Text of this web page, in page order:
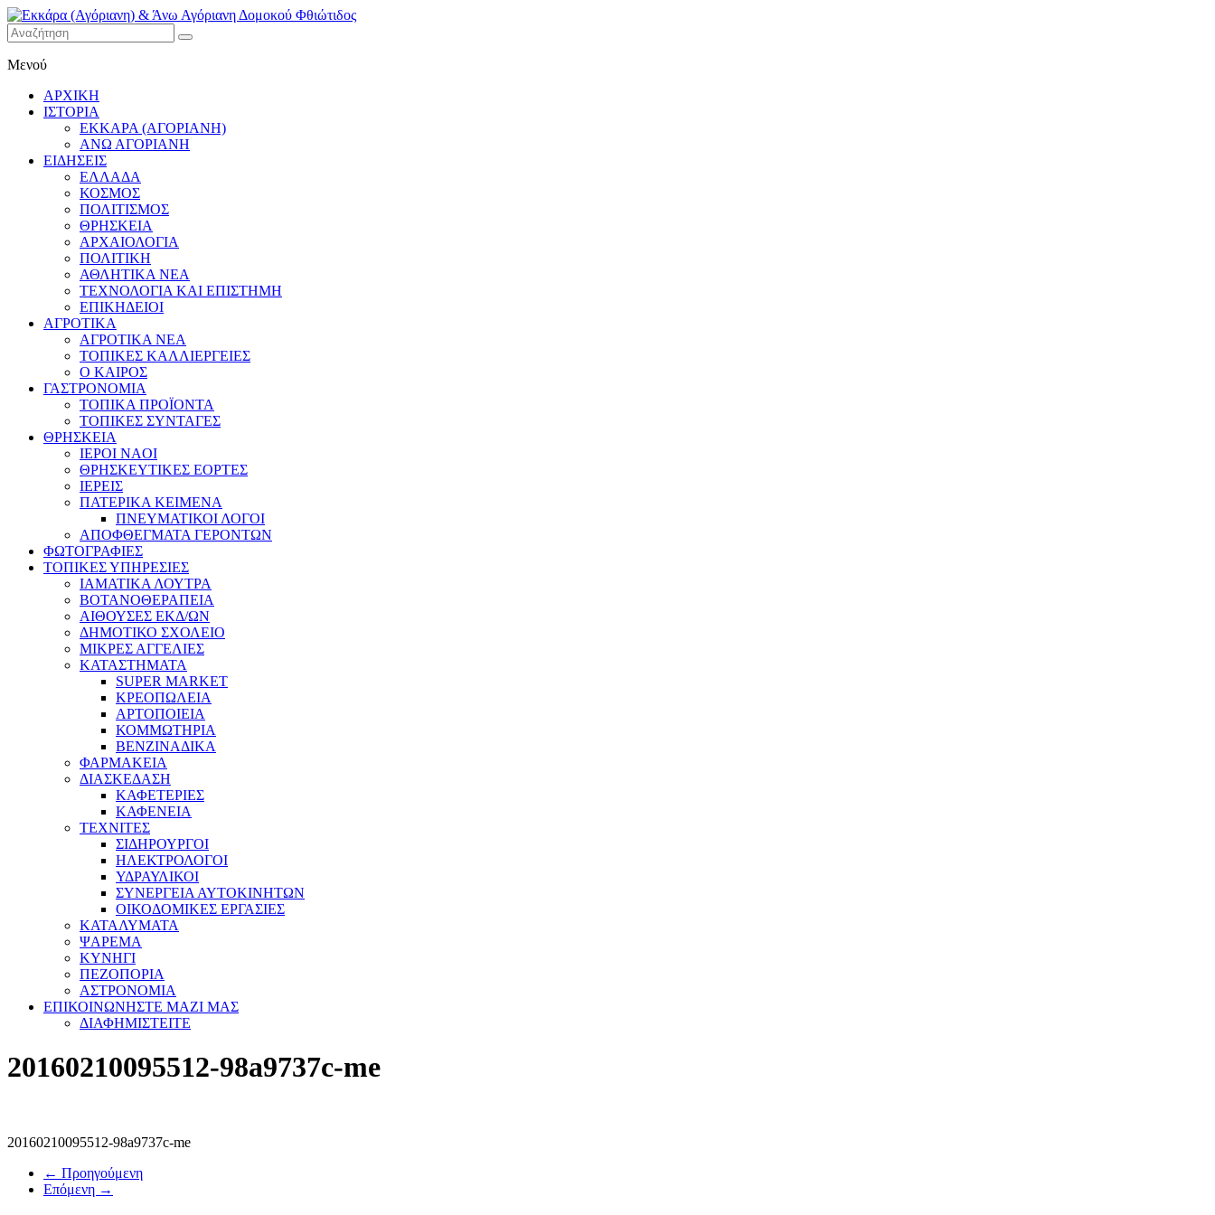
Εκκάρα
(Αγόριανη)
& Άνω
Αγόριανη
Δομοκού
Φθιώτιδος
Μενού
ΑΡΧΙΚΗ
ΙΣΤΟΡΙΑ
ΕΚΚΑΡΑ (ΑΓΟΡΙΑΝΗ)
ΑΝΩ ΑΓΟΡΙΑΝΗ
ΕΙΔΗΣΕΙΣ
ΕΛΛΑΔΑ
ΚΟΣΜΟΣ
ΠΟΛΙΤΙΣΜΟΣ
ΘΡΗΣΚΕΙΑ
ΑΡΧΑΙΟΛΟΓΙΑ
ΠΟΛΙΤΙΚΗ
ΑΘΛΗΤΙΚΑ ΝΕΑ
ΤΕΧΝΟΛΟΓΙΑ ΚΑΙ ΕΠΙΣΤΗΜΗ
ΕΠΙΚΗΔΕΙΟΙ
ΑΓΡΟΤΙΚΑ
ΑΓΡΟΤΙΚΑ ΝΕΑ
ΤΟΠΙΚΕΣ ΚΑΛΛΙΕΡΓΕΙΕΣ
Ο ΚΑΙΡΟΣ
ΓΑΣΤΡΟΝΟΜΙΑ
ΤΟΠΙΚΑ ΠΡΟΪΟΝΤΑ
ΤΟΠΙΚΕΣ ΣΥΝΤΑΓΕΣ
ΘΡΗΣΚΕΙΑ
IEPOI NAOI
ΘΡΗΣΚΕΥΤΙΚΕΣ ΕΟΡΤΕΣ
ΙΕΡΕΙΣ
ΠΑΤΕΡΙΚΑ ΚΕΙΜΕΝΑ
ΠΝΕΥΜΑΤΙΚΟΙ ΛΟΓΟΙ
ΑΠΟΦΘΕΓΜΑΤΑ ΓΕΡΟΝΤΩΝ
ΦΩΤΟΓΡΑΦΙΕΣ
ΤΟΠΙΚΕΣ ΥΠΗΡΕΣΙΕΣ
ΙΑΜΑΤΙΚΑ ΛΟΥΤΡΑ
ΒΟΤΑΝΟΘΕΡΑΠΕΙΑ
ΑΙΘΟΥΣΕΣ ΕΚΔ/ΩΝ
ΔΗΜΟΤΙΚΟ ΣΧΟΛΕΙΟ
ΜΙΚΡΕΣ ΑΓΓΕΛΙΕΣ
ΚΑΤΑΣΤΗΜΑΤΑ
SUPER MARKET
ΚΡΕΟΠΩΛΕΙΑ
ΑΡΤΟΠΟΙΕΙΑ
ΚΟΜΜΩΤΗΡΙΑ
ΒΕΝΖΙΝΑΔΙΚΑ
ΦΑΡΜΑΚΕΙΑ
ΔΙΑΣΚΕΔΑΣΗ
ΚΑΦΕΤΕΡΙΕΣ
ΚΑΦΕΝΕΙΑ
ΤΕΧΝΙΤΕΣ
ΣΙΔΗΡΟΥΡΓΟΙ
ΗΛΕΚΤΡΟΛΟΓΟΙ
ΥΔΡΑΥΛΙΚΟΙ
ΣΥΝΕΡΓΕΙΑ ΑΥΤΟΚΙΝΗΤΩΝ
ΟΙΚΟΔΟΜΙΚΕΣ ΕΡΓΑΣΙΕΣ
ΚΑΤΑΛΥΜΑΤΑ
ΨΑΡΕΜΑ
ΚΥΝΗΓΙ
ΠΕΖΟΠΟΡΙΑ
ΑΣΤΡΟΝΟΜΙΑ
ΕΠΙΚΟΙΝΩΝΗΣΤΕ ΜΑΖΙ ΜΑΣ
ΔΙΑΦΗΜΙΣΤΕΙΤΕ
20160210095512-98a9737c-me
20160210095512-98a9737c-me
← Προηγούμενη
Επόμενη →